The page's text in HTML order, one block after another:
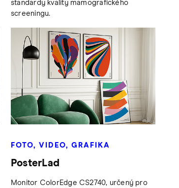
standardy kvality mamografického
screeningu.
FOTO, VIDEO, GRAFIKA
PosterLad
Monitor ColorEdge CS2740, určený pro